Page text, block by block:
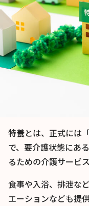
特養とは、正式には
で、要介護状態にあ
るための介護サービ
食事や入浴、排泄な
エーションなども提